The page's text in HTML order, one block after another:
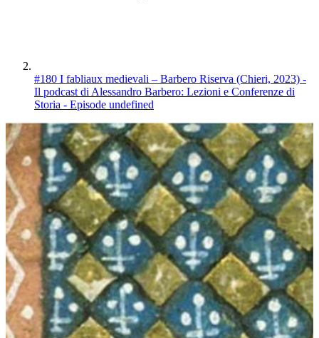
#180 I fabliaux medievali – Barbero Riserva (Chieri, 2023) -
Il podcast di Alessandro Barbero: Lezioni e Conferenze di
Storia - Episode undefined